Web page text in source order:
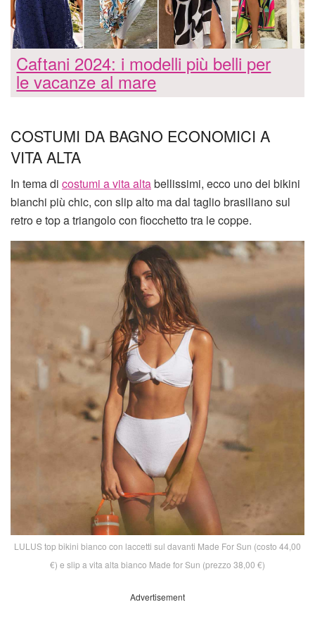
Caftani 2024: i modelli più belli per
le vacanze al mare
COSTUMI DA BAGNO ECONOMICI A
VITA ALTA
In tema di costumi a vita altabellissimi, ecco uno dei bikini
bianchi più chic, con slip alto ma dal taglio brasiliano sul
retro e top a triangolo con fiocchetto tra le coppe.
LULUS top bikini bianco con laccetti sul davanti Made For Sun (costo 44,00
€) e slip a vita alta bianco Made for Sun (prezzo 38,00 €)
Advertisement